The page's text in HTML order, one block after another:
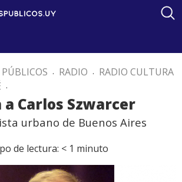
. RADIO . RADIO CULTURA
.
Carlos Szwarcer
urbano de Buenos Aires
de lectura: < 1 minuto